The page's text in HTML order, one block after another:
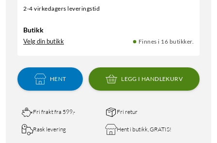
2-4 virkedagers leveringstid
Butikk
Velg din butikk Finnes i 16 butikker.
HENT LEGG I HANDLEKURV
Fri frakt fra 599,- Fri retur
Rask levering Hent i butikk, GRATIS!